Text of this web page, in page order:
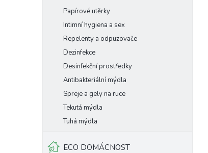
Papírové utěrky
Intimní hygiena a sex
Repelenty a odpuzovače
Dezinfekce
Desinfekční prostředky
Antibakteriální mýdla
Spreje a gely na ruce
Tekutá mýdla
Tuhá mýdla
ECO DOMÁCNOST